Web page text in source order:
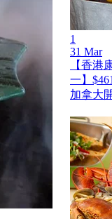
1
31 Mar
【香港
一】
加拿大